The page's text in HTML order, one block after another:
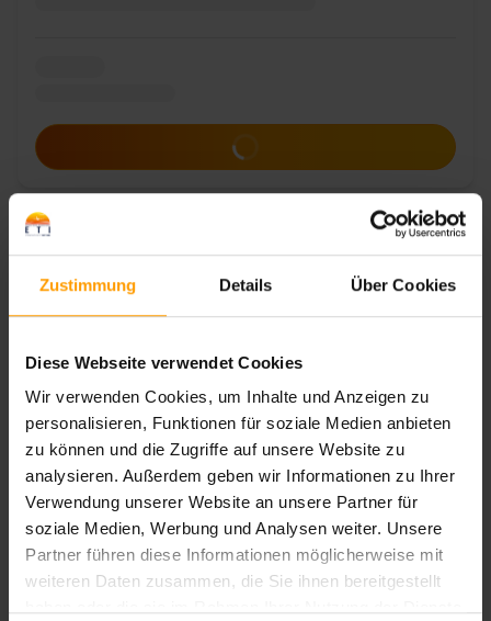
Zustimmung Details Über Cookies
Diese Webseite verwendet Cookies
Wir verwenden Cookies, um Inhalte und Anzeigen zu
personalisieren, Funktionen für soziale Medien anbieten
zu können und die Zugriffe auf unsere Website zu
analysieren. Außerdem geben wir Informationen zu Ihrer
Verwendung unserer Website an unsere Partner für
soziale Medien, Werbung und Analysen weiter. Unsere
Partner führen diese Informationen möglicherweise mit
weiteren Daten zusammen, die Sie ihnen bereitgestellt
Zum Angebot
Zum Angebot